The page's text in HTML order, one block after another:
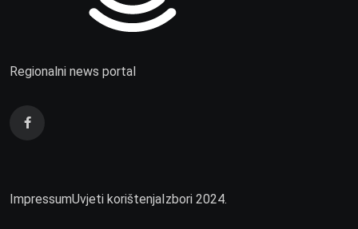
Regionalni news portal
ImpressumUvjeti korištenjaIzbori 2024.